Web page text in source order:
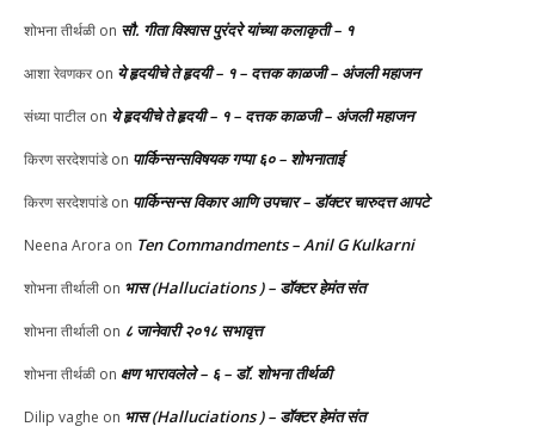
शोभना तीर्थळी on सौ. गीता विश्वास पुरंदरे यांच्या कलाकृती – १
आशा रेवणकरon ये हृदयीचे ते हृदयी – १ – दत्तक काळजी – अंजली महाजन
संध्या पाटील on ये हृदयीचे ते हृदयी – १ – दत्तक काळजी – अंजली महाजन
किरण सरदेशपांडेon पार्किन्सन्सविषयक गप्पा ६० – शोभनाताई
किरण सरदेशपांडेon पार्किन्सन्स विकार आणि उपचार – डॉक्टर चारुदत्त आपटे
Neena Arora on Ten Commandments – Anil G Kulkarni
शोभना तीर्थाली on भास (Halluciations ) – डॉक्टर हेमंत संत
शोभना तीर्थाली on ८ जानेवारी २०१८ सभावृत्त
शोभना तीर्थळी on क्षण भारावलेले – ६ – डॉ. शोभना तीर्थळी
Dilip vaghe on भास (Halluciations ) – डॉक्टर हेमंत संत